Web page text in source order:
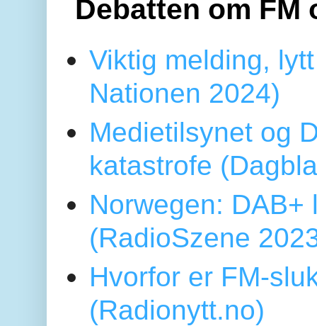
Debatten om FM
Viktig melding,
Nationen 2024)
Medietilsynet og
katastrofe
Norwegen:
(RadioSzene
Hvorfor er FM-
(Radionytt.no)